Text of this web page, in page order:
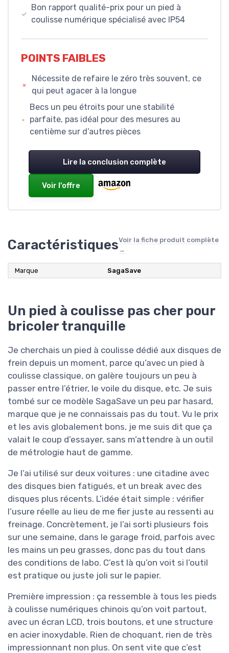
Bon rapport qualité-prix pour un pied à
coulisse numérique spécialisé avec IP54
POINTS FAIBLES
Nécessite de refaire le zéro très souvent, ce
qui peut agacer à la longue
Becs un peu étroits pour une stabilité
parfaite, pas idéal pour des mesures au
centième sur d’autres pièces
Lire la conclusion complète
Voir l'offre
CaractéristiquesVoir la fiche produit complète
→
Marque SagaSave
Un pied à coulisse pas cher pour
bricoler tranquille
Je cherchais un pied à coulisse dédié aux disques de
frein depuis un moment, parce qu’avec un pied à
coulisse classique, on galère toujours un peu à
passer entre l’étrier, le voile du disque, etc. Je suis
tombé sur ce modèle SagaSave un peu par hasard,
marque que je ne connaissais pas du tout. Vu le prix
et les avis globalement bons, je me suis dit que ça
valait le coup d’essayer, sans m’attendre à un outil
de métrologie haut de gamme.
Je l’ai utilisé sur deux voitures : une citadine avec
des disques bien fatigués, et un break avec des
disques plus récents. L’idée était simple : vérifier
l’usure réelle au lieu de me fier juste au ressenti au
freinage. Concrètement, je l’ai sorti plusieurs fois
sur une semaine, dans le garage froid, parfois avec
les mains un peu grasses, donc pas du tout dans
des conditions de labo. C’est là qu’on voit si l’outil
est pratique ou juste joli sur le papier.
Première impression : ça ressemble à tous les pieds
à coulisse numériques chinois qu’on voit partout,
avec un écran LCD, trois boutons, et une structure
en acier inoxydable. Rien de choquant, rien de très
impressionnant non plus. On sent vite que c’est